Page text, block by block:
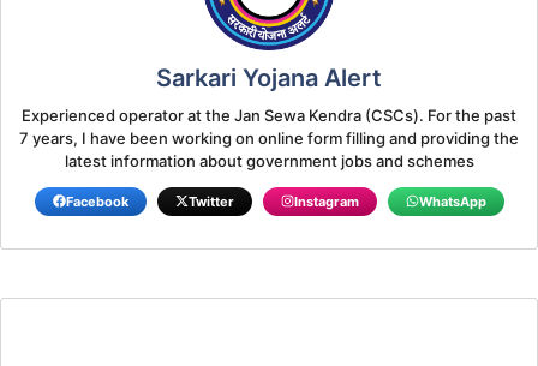
Sarkari Yojana Alert
Experienced operator at the Jan Sewa Kendra (CSCs). For the past
7 years, I have been working on online form filling and providing the
latest information about government jobs and schemes
Facebook Twitter Instagram WhatsApp